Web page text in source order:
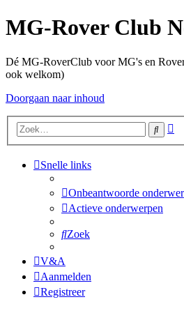
MG-Rover Club
Dé MG-RoverClub voor MG's en
ook welkom)
Doorgaan naar inhoud
Zoek
Snelle links
Onbeantwoorde
Actieve onderwerpen
Zoek
V&A
Aanmelden
Registreer